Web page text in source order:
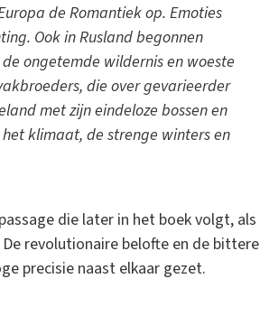
de Romantiek op. Emoties
Ook in Rusland begonnen
ongetemde wildernis en woeste
die over gevarieerder
met zijn eindeloze bossen en
klimaat, de strenge winters en
die later in het boek volgt, als
revolutionaire belofte en de bittere
precisie naast elkaar gezet.